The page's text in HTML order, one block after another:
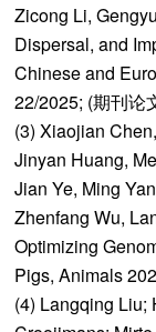
Zicong Li,
Dispersal, and
Chinese and
22/2025; (期刊论
(3) Xiaojian
Jinyan Huang,
Jian Ye, Ming
Zhenfang Wu,
Optimizing
Pigs, Animals
(4) Langqing Liu;